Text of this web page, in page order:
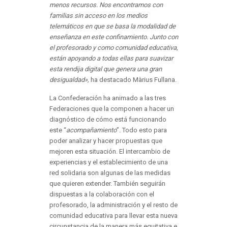
menos recursos. Nos encontramos con
familias sin acceso en los medios
telemáticos en que se basa la modalidad de
enseñanza en este confinamiento. Junto con
el profesorado y como comunidad educativa,
están apoyando a todas ellas para suavizar
esta rendija digital que genera una gran
desigualdad», ha destacado Màrius Fullana.
La Confederación ha animado a las tres
Federaciones que la componen a hacer un
diagnóstico de cómo está funcionando
este “acompañamiento”. Todo esto para
poder analizar y hacer propuestas que
mejoren esta situación. El intercambio de
experiencias y el establecimiento de una
red solidaria son algunas de las medidas
que quieren extender. También seguirán
dispuestas a la colaboración con el
profesorado, la administración y el resto de
comunidad educativa para llevar esta nueva